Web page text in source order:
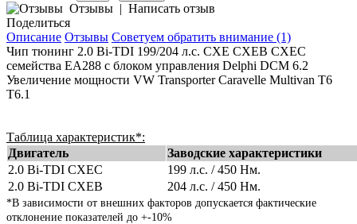
Отзывы | Написать отзыв
Поделиться
Описание Отзывы Советуем обратить внимание (1)
Чип тюнинг 2.0 Bi-TDI 199/204 л.с. CXE CXEB CXEC
семейства EA288 с блоком управления Delphi DCM 6.2
Увеличение мощности VW Transporter Caravelle Multivan T6
T6.1
Таблица характеристик*:
Двигатель
Заводские характеристики
2.0 Bi-TDI CXEC
199 л.с. / 450 Нм.
2.0 Bi-TDI CXEB
204 л.с. / 450 Нм.
*В зависимости от внешних факторов допускается фактические
отклонение показателей до +-10%